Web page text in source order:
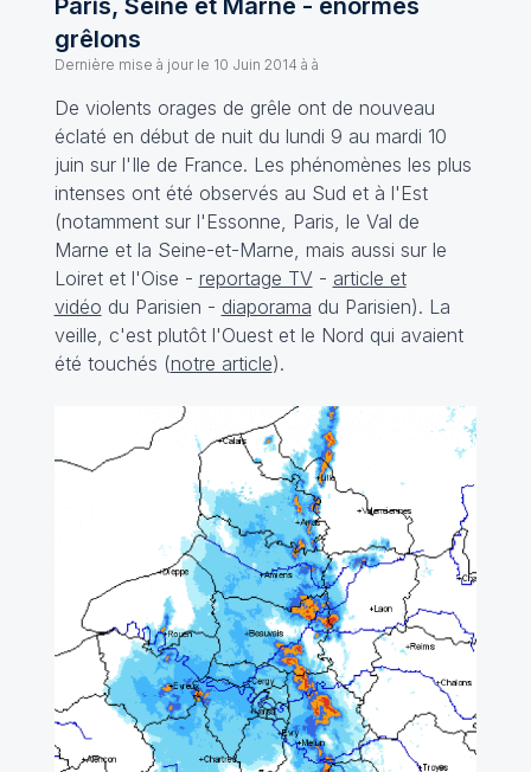
Paris, Seine et Marne - énormes
grêlons
Dernière mise à jour le 10 Juin 2014 à à
De violents orages de grêle ont de nouveau
éclaté en début de nuit du lundi 9 au mardi 10
juin sur l'Ile de France. Les phénomènes les plus
intenses ont été observés au Sud et à l'Est
(notamment sur l'Essonne, Paris, le Val de
Marne et la Seine-et-Marne, mais aussi sur le
Loiret et l'Oise - reportage TV- article et
vidéo du Parisien - diaporama du Parisien). La
veille, c'est plutôt l'Ouest et le Nord qui avaient
été touchés (notre article).